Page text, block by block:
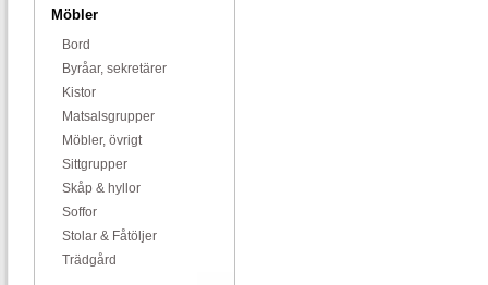
Möbler
Bord
Byråar, sekretärer
Kistor
Matsalsgrupper
Möbler, övrigt
Sittgrupper
Skåp & hyllor
Soffor
Stolar & Fåtöljer
Trädgård